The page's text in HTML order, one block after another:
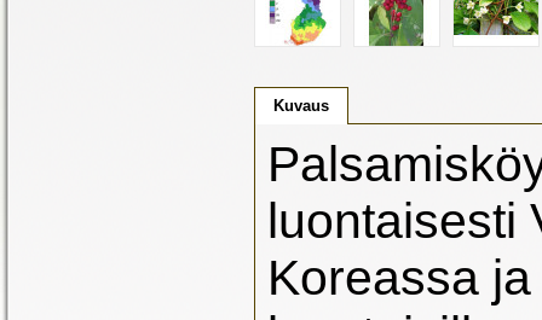
Kuvaus
luontaisesti
Koreassa